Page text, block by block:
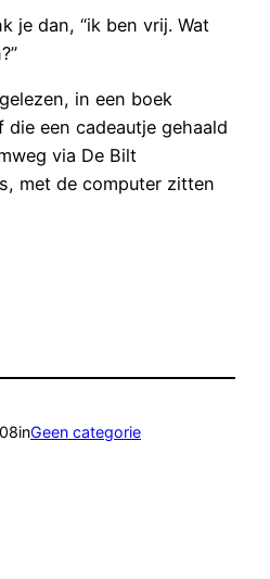
je dan, “ik ben vrij. Wat
in een boek
een cadeautje gehaald
via De Bilt
met de computer zitten
inGeen categorie